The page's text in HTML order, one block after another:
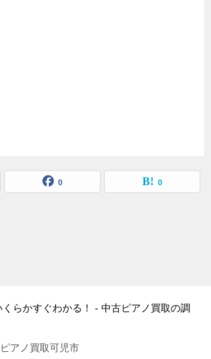
0 0
らかすぐわかる！ - 中古ピアノ買取の調
ピアノ買取可児市